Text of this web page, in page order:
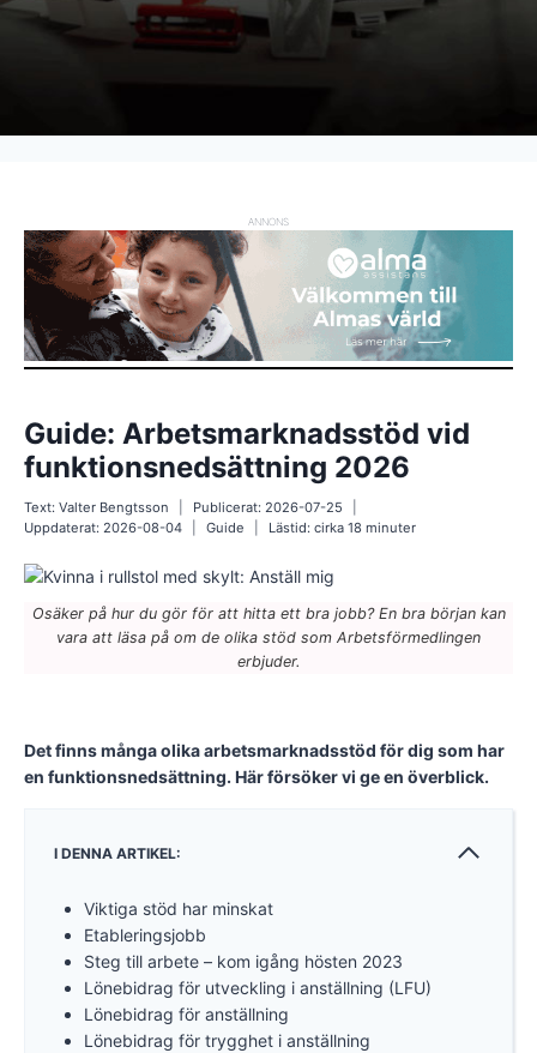
ANNONS
Guide: Arbetsmarknadsstöd vid
funktionsnedsättning 2026
Text: Valter Bengtsson Publicerat: 2026-07-25
Uppdaterat: 2026-08-04 Guide Lästid: cirka18minuter
Osäker på hur du gör för att hitta ett bra jobb? En bra början kan
vara att läsa på om de olika stöd som Arbetsförmedlingen
erbjuder.
Det finns många olika arbetsmarknadsstöd för dig som har
en funktionsnedsättning. Här försöker vi ge en överblick.
I DENNA ARTIKEL:
Viktiga stöd har minskat
Etableringsjobb
Steg till arbete – kom igång hösten 2023
Lönebidrag för utveckling i anställning (LFU)
Lönebidrag för anställning
Lönebidrag för trygghet i anställning